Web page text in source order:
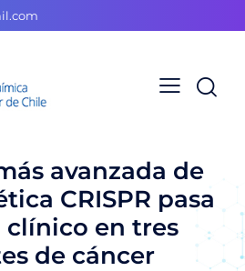
avanzada de
CRISPR pasa
clínico en tres
de cáncer